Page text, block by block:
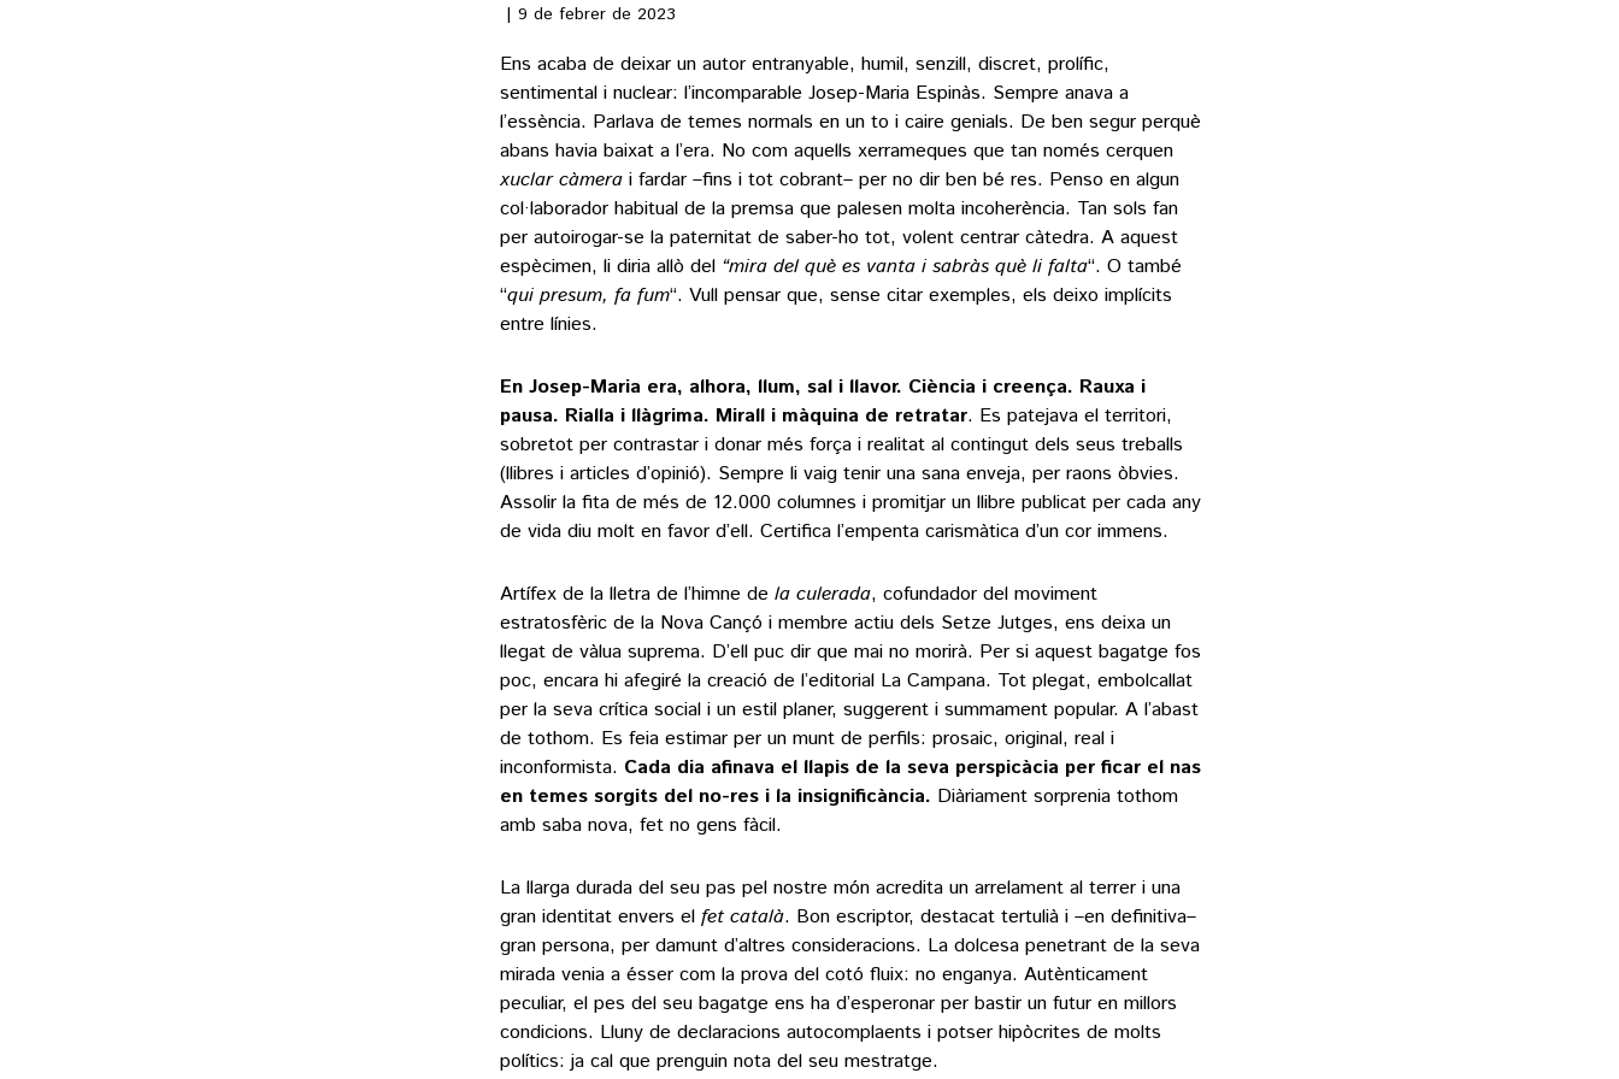
9 de febrer de 2023
Ens acaba de deixar un autor entranyable, humil, senzill, discret, prolífic,
sentimental i nuclear: l’incomparable Josep-Maria Espinàs. Sempre anava a
l’essència. Parlava de temes normals en un to i caire genials. De ben segur perquè
abans havia baixat a l’era. No com aquells xerrameques que tan només cerquen
xuclar càmerai fardar –fins i tot cobrant– per no dir ben bé res. Penso en algun
col·laborador habitual de la premsa que palesen molta incoherència. Tan sols fan
per autoirogar-se la paternitat de saber-ho tot, volent centrar càtedra. A aquest
espècimen, li diria allò del “mira del què es vanta i sabràs què li falta“. O també
“qui presum, fa fum“. Vull pensar que, sense citar exemples, els deixo implícits
entre línies.
En Josep-Maria era, alhora, llum, sal i llavor. Ciència i creença. Rauxa i
pausa. Rialla i llàgrima. Mirall i màquina de retratar. Es patejava el territori,
sobretot per contrastar i donar més força i realitat al contingut dels seus treballs
(llibres i articles d’opinió). Sempre li vaig tenir una sana enveja, per raons òbvies.
Assolir la fita de més de 12.000 columnes i promitjar un llibre publicat per cada any
de vida diu molt en favor d’ell. Certifica l’empenta carismàtica d’un cor immens.
Artífex de la lletra de l’himne de la culerada, cofundador del moviment
estratosfèric de la Nova Cançó i membre actiu dels Setze Jutges, ens deixa un
llegat de vàlua suprema. D’ell puc dir que mai no morirà. Per si aquest bagatge fos
poc, encara hi afegiré la creació de l’editorial La Campana. Tot plegat, embolcallat
per la seva crítica social i un estil planer, suggerent i summament popular. A l’abast
de tothom. Es feia estimar per un munt de perfils: prosaic, original, real i
inconformista. Cada dia afinava el llapis de la seva perspicàcia per ficar el nas
en temes sorgits del no-res i la insignificància. Diàriament sorprenia tothom
amb saba nova, fet no gens fàcil.
La llarga durada del seu pas pel nostre món acredita un arrelament al terrer i una
gran identitat envers el fet català. Bon escriptor, destacat tertulià i –en definitiva–
gran persona, per damunt d’altres consideracions. La dolcesa penetrant de la seva
mirada venia a ésser com la prova del cotó fluix: no enganya. Autènticament
peculiar, el pes del seu bagatge ens ha d’esperonar per bastir un futur en millors
condicions. Lluny de declaracions autocomplaents i potser hipòcrites de molts
polítics: ja cal que prenguin nota del seu mestratge.